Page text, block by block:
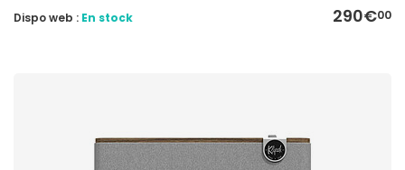
290€00
Dispo web : En stock